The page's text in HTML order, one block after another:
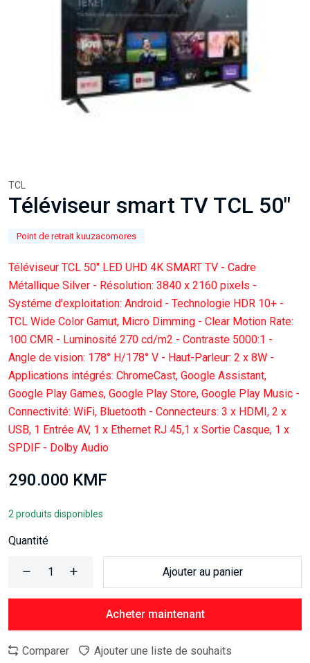
TCL
Téléviseur smart TV TCL 50"
Point de retrait kuuzacomores
Téléviseur TCL 50" LED UHD 4K SMART TV - Cadre
Métallique Silver - Résolution: 3840 x 2160 pixels -
Systéme d'exploitation: Android - Technologie HDR 10+ -
TCL Wide Color Gamut, Micro Dimming - Clear Motion Rate:
100 CMR - Luminosité 270 cd/m2 - Contraste 5000:1 -
Angle de vision: 178° H/178° V - Haut-Parleur: 2 x 8W -
Applications intégrés: ChromeCast, Google Assistant,
Google Play Games, Google Play Store, Google Play Music -
Connectivité: WiFi, Bluetooth - Connecteurs: 3 x HDMI, 2 x
USB, 1 Entrée AV, 1 x Ethernet RJ 45,1 x Sortie Casque, 1 x
SPDIF - Dolby Audio
290.000 KMF
2 produits disponibles
Quantité
Ajouter au panier
Acheter maintenant
Comparer Ajouter une liste de souhaits